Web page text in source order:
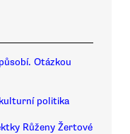
Otázkou
politika
Růženy Žertové